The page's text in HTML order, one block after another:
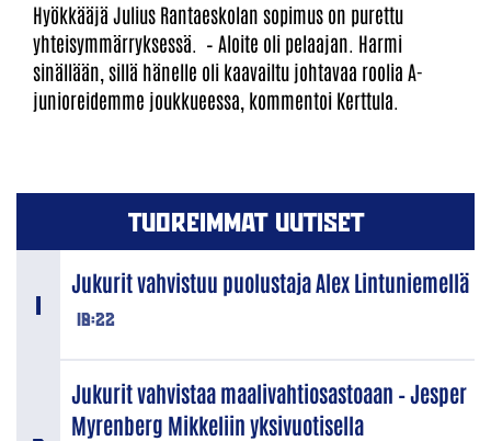
Hyökkääjä Julius Rantaeskolan sopimus on purettu
yhteisymmärryksessä. – Aloite oli pelaajan. Harmi
sinällään, sillä hänelle oli kaavailtu johtavaa roolia A-
junioreidemme joukkueessa, kommentoi Kerttula.
TUOREIMMAT UUTISET
18:22
Jukurit vahvistuu puolustaja Alex Lintuniemellä
Jukurit vahvistaa maalivahtiosastoaan – Jesper
Myrenberg Mikkeliin yksivuotisella